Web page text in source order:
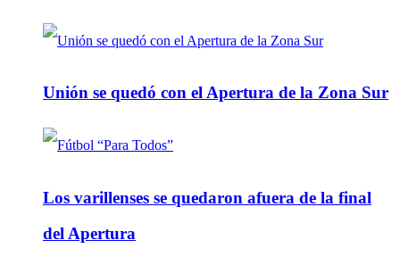
Unión se quedó con el Apertura de la Zona Sur
Los varillenses se quedaron afuera de la final
del Apertura